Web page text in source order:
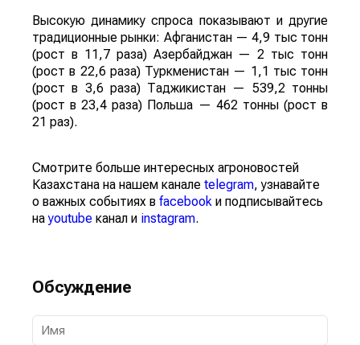
Высокую динамику спроса показывают и другие
традиционные рынки: Афганистан — 4,9 тыс тонн
(рост в 11,7 раза) Азербайджан — 2 тыс тонн
(рост в 22,6 раза) Туркменистан — 1,1 тыс тонн
(рост в 3,6 раза) Таджикистан — 539,2 тонны
(рост в 23,4 раза) Польша — 462 тонны (рост в
21 раз).
Смотрите больше интересных агроновостей
Казахстана на нашем канале telegram, узнавайте
о важных событиях в facebook и подписывайтесь
наyoutube канал и instagram.
Обсуждение